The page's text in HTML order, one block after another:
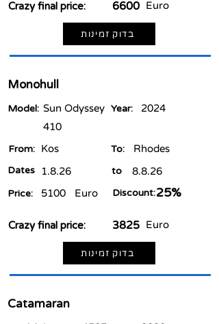
Euro
6600
Crazy final price:
בדוק זמינות
Monohull
2024
Year:
Sun Odyssey
410
Model:
Rhodes
To:
From: Kos
8.8.26
to
1.8.26
Dates
25%
Discount:
Euro
5100
Price:
Euro
3825
Crazy final price:
בדוק זמינות
Catamaran